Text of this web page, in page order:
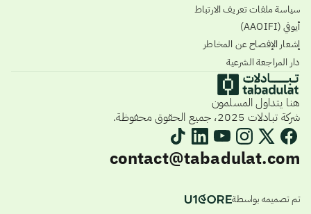
سياسة ملفات تعريف الارتباط
أيوفي (AAOIFI)
إشعار الإفصاح عن المخاطر
دار المراجعة الشرعية
هنا يتداول المسلمون
شركة تبادلات 2025، جميع الحقوق محفوظة.
contact@tabadulat.com
تم تصميمه بواسطة